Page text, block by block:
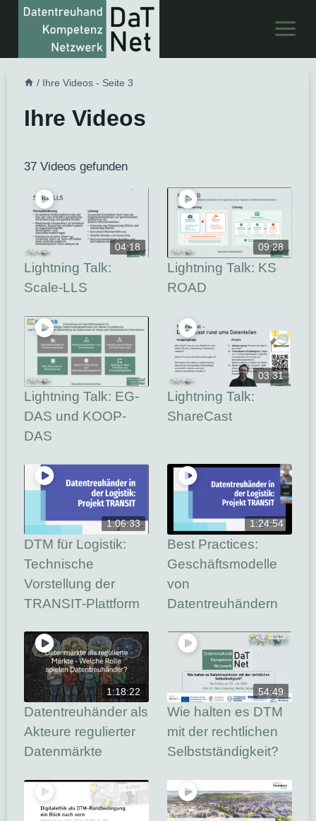
/ Ihre Videos - Seite 3
Ihre Videos
37 Videos gefunden
04:18
Lightning Talk:
Scale-LLS
09:28
Lightning Talk: KS
ROAD
Lightning Talk: EG-
DAS und KOOP-
DAS
03:31
Lightning Talk:
ShareCast
1:06:33
DTM für Logistik:
Technische
Vorstellung der
TRANSIT-Plattform
1:24:54
Best Practices:
Geschäftsmodelle
von
Datentreuhändern
1:18:22
Datentreuhänder als
Akteure regulierter
Datenmärkte
54:49
Wie halten es DTM
mit der rechtlichen
Selbstständigkeit?